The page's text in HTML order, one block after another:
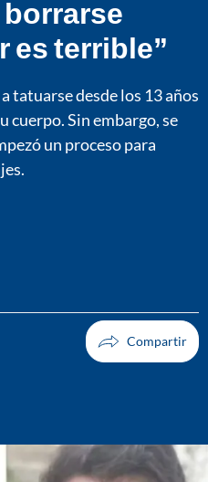
es terrible”
tatuarse desde los 13 años
cuerpo. Sin embargo, se
un proceso para